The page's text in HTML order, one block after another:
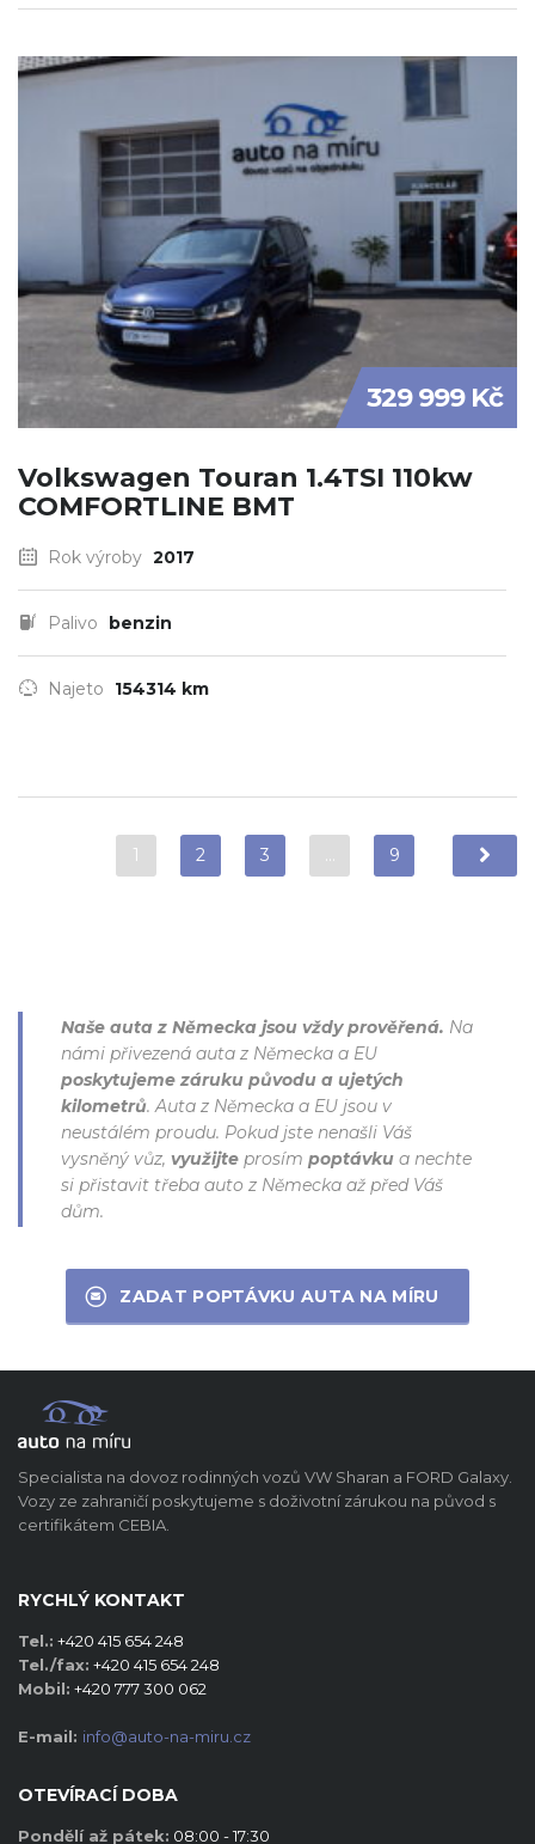
329 999 Kč
Volkswagen Touran 1.4TSI 110kw
COMFORTLINE BMT
Rok výroby 2017
Palivo benzin
Najeto 154314 km
1 2 3 … 9
Naše auta z Německa jsou vždy prověřená. Na
námi přivezená auta z Německa a EU
poskytujeme záruku původu a ujetých
kilometrů. Auta z Německa a EU jsou v
neustálém proudu. Pokud jste nenašli Váš
vysněný vůz, využijte prosím poptávku a nechte
si přistavit třeba auto z Německa až před Váš
dům.
ZADAT POPTÁVKU AUTA NA MÍRU
Specialista na dovoz rodinných vozů VW Sharan a FORD Galaxy.
Vozy ze zahraničí poskytujeme s doživotní zárukou na původ s
certifikátem CEBIA.
RYCHLÝ KONTAKT
Tel.: +420 415 654 248
Tel./fax: +420 415 654 248
Mobil: +420 777 300 062
E-mail: info@auto-na-miru.cz
OTEVÍRACÍ DOBA
Pondělí až pátek: 08:00 - 17:30